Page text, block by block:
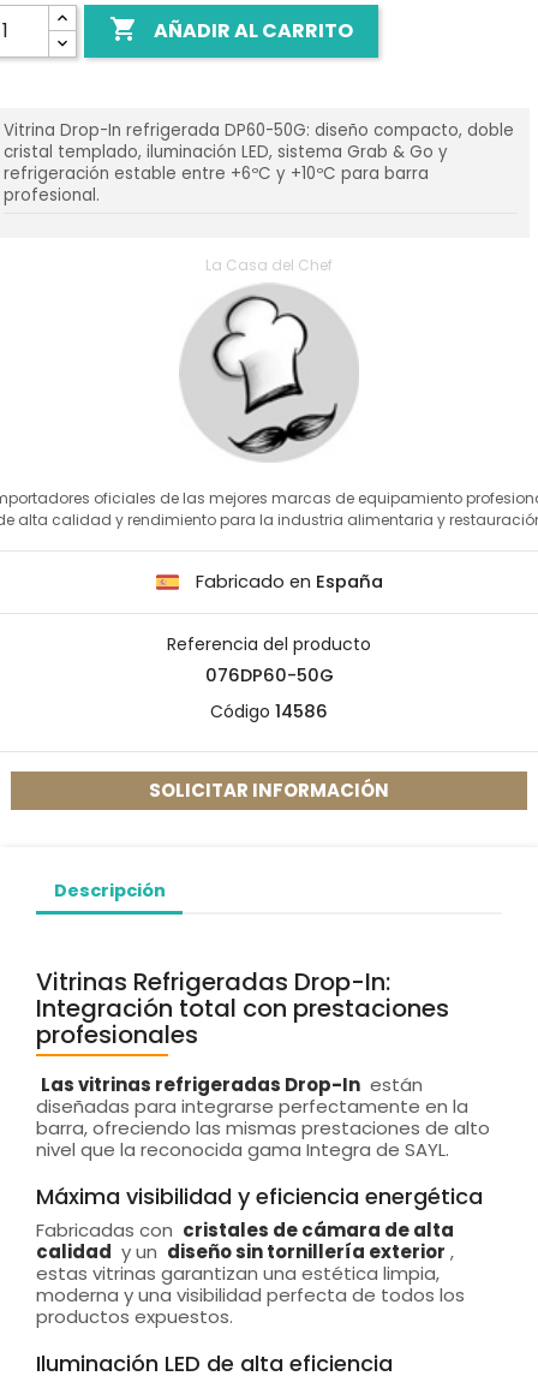
 AÑADIR AL CARRITO
Vitrina Drop-In refrigerada DP60-50G: diseño compacto, doble
cristal templado, iluminación LED, sistema Grab & Go y
refrigeración estable entre +6ºC y +10ºC para barra
profesional.
La Casa del Chef
oficiales de las mejores marcas de equipamiento
alta calidad y rendimiento para la industria alimentaria y
Fabricado en España
Referencia del producto
076DP60-50G
Código 14586
SOLICITAR INFORMACIÓN
Descripción
Vitrinas Refrigeradas Drop-In:
Integración total con prestaciones
profesionales
Las vitrinas refrigeradas Drop-In están
diseñadas para integrarse perfectamente en la
barra, ofreciendo las mismas prestaciones de alto
nivel que la reconocida gama Integra de SAYL.
Máxima visibilidad y eficiencia energética
Fabricadas con cristales de cámara de alta
calidad y un diseño sin tornillería exterior ,
estas vitrinas garantizan una estética limpia,
moderna y una visibilidad perfecta de todos los
productos expuestos.
Iluminación LED de alta eficiencia